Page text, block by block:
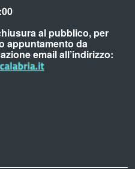
al pubblico, per
appuntamento da
email all’indirizzo: